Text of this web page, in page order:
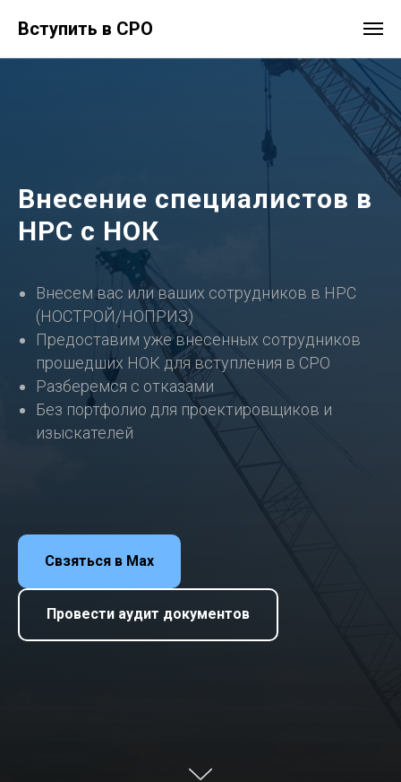
Вступить в СРО
Внесение специалистов в
НРС с НОК
Внесем вас или ваших сотрудников в НРС
(НОСТРОЙ/НОПРИЗ)
Предоставим уже внесенных сотрудников
прошедших НОК для вступления в СРО
Разберемся с отказами
Без портфолио для проектировщиков и
изыскателей
Свзяться в Max
Провести аудит документов